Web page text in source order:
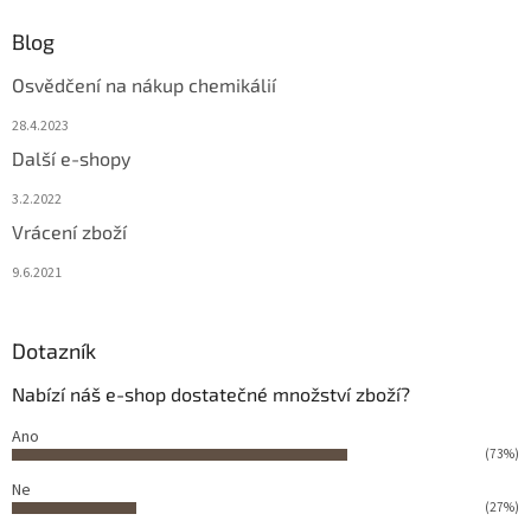
Blog
Osvědčení na nákup chemikálií
28.4.2023
Další e-shopy
3.2.2022
Vrácení zboží
9.6.2021
Dotazník
Nabízí náš e-shop dostatečné množství zboží?
Ano
(73%)
Ne
(27%)